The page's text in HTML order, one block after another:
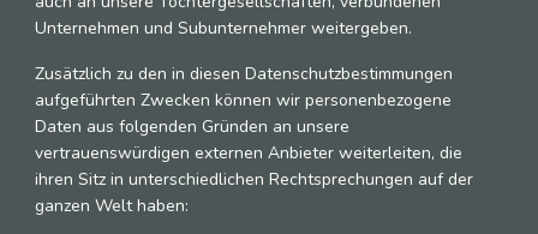
Unternehmen und Subunternehmer weitergeben.
Zusätzlich zu den in diesen Datenschutzbestimmungen
aufgeführten Zwecken können wir personenbezogene
Daten aus folgenden Gründen an unsere
vertrauenswürdigen externen Anbieter weiterleiten, die
ihren Sitz in unterschiedlichen Rechtsprechungen auf der
ganzen Welt haben: